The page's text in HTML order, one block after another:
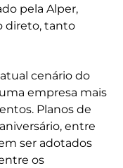
pela Alper,
direto, tanto
cenário do
empresa mais
Planos de
entre
ser adotados
os